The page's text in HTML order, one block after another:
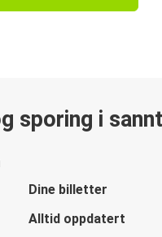
sporing i
Dine billetter
Alltid oppdatert